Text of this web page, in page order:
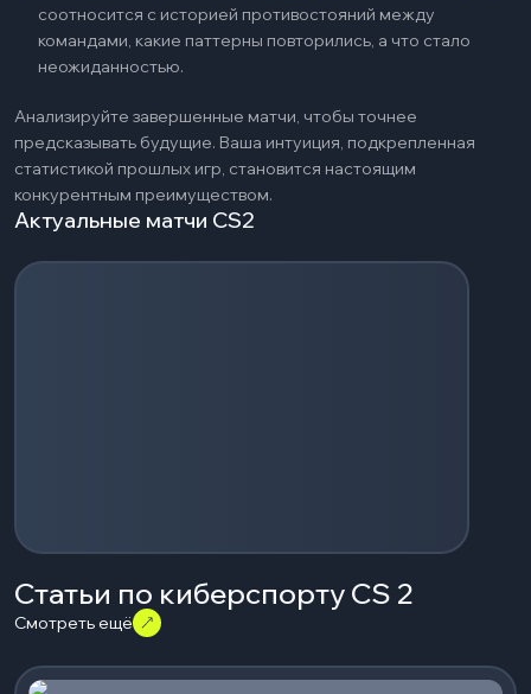
соотносится с историей противостояний между
командами, какие паттерны повторились, а что стало
неожиданностью.
Анализируйте завершенные матчи, чтобы точнее
предсказывать будущие. Ваша интуиция, подкрепленная
статистикой прошлых игр, становится настоящим
конкурентным преимуществом.
Актуальные матчи CS2
Загрузка событий...
Статьи по киберспорту CS 2
Смотреть ещё